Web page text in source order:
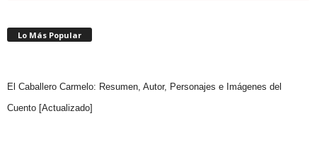
Lo Más Popular
El Caballero Carmelo: Resumen, Autor, Personajes e Imágenes del
Cuento [Actualizado]